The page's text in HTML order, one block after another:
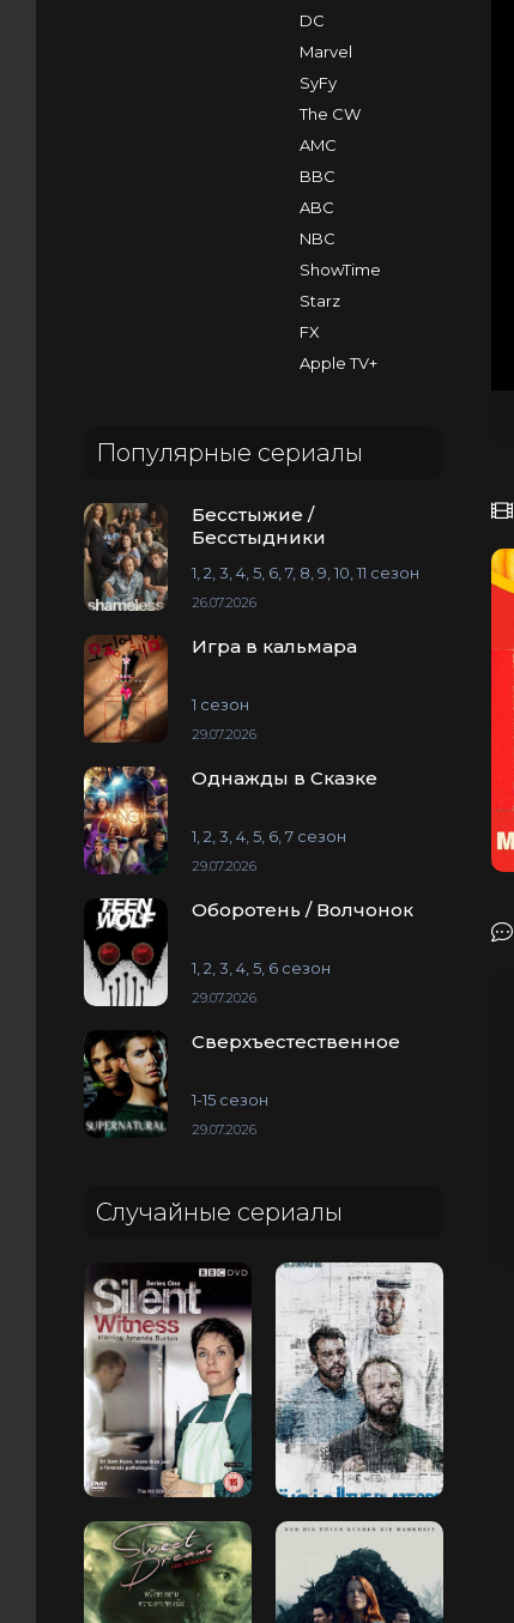
DC
Marvel
SyFy
The CW
AMC
BBC
ABC
NBC
ShowTime
Starz
FX
Apple TV+
Популярные сериалы
Бесстыжие /
Бесстыдники
1, 2, 3, 4, 5, 6, 7, 8, 9, 10, 11 сезон
26.07.2026
Игра в кальмара
1 сезон
29.07.2026
Однажды в Сказке
1, 2, 3, 4, 5, 6, 7 сезон
29.07.2026
Оборотень / Волчонок
1, 2, 3, 4, 5, 6 сезон
29.07.2026
Сверхъестественное
1-15 сезон
29.07.2026
Случайные сериалы